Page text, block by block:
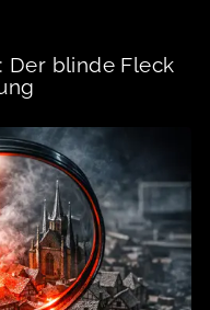
Der blinde Fleck